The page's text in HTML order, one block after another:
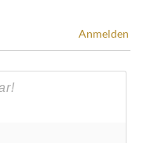
Anmelden